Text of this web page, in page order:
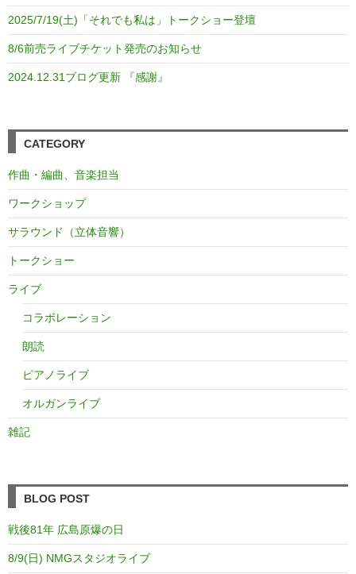
2025/7/19(土)「それでも私は」トークショー登壇
8/6前売ライブチケット発売のお知らせ
2024.12.31ブログ更新 『感謝』
CATEGORY
作曲・編曲、音楽担当
ワークショップ
サラウンド（立体音響）
トークショー
ライブ
コラボレーション
朗読
ピアノライブ
オルガンライブ
雑記
BLOG POST
戦後81年 広島原爆の日
8/9(日) NMGスタジオライブ